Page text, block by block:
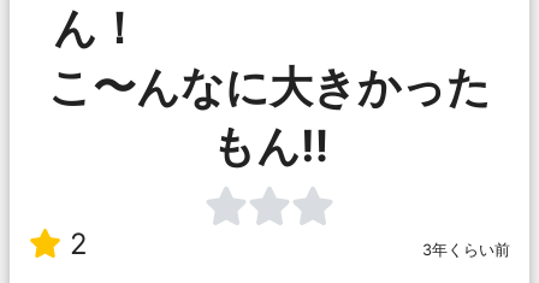
ん！
こ〜んなに大きかった
もん‼︎
2 3年くらい前